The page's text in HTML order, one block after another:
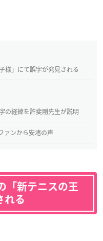
様」にて誤字が発見される
の経緯を許斐剛先生が説明
ァンから安堵の声
「新テニスの王
れる